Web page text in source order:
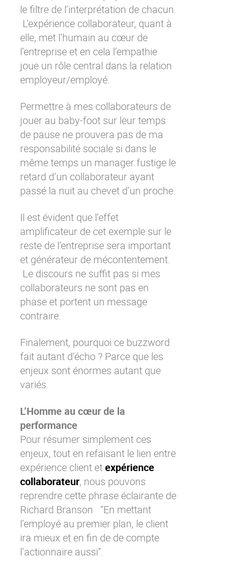
le filtre de l’interprétation de chacun.
L’expérience collaborateur, quant à
elle, met l’humain au cœur de
l’entreprise et en cela l’empathie
joue un rôle central dans la relation
employeur/employé.
Permettre à mes collaborateurs de
jouer au baby-foot sur leur temps
de pause ne prouvera pas de ma
responsabilité sociale si dans le
même temps un manager fustige le
retard d’un collaborateur ayant
passé la nuit au chevet d’un proche.
Il est évident que l’effet
amplificateur de cet exemple sur le
reste de l’entreprise sera important
et générateur de mécontentement.
Le discours ne suffit pas si mes
collaborateurs ne sont pas en
phase et portent un message
contraire.
Finalement, pourquoi ce buzzword
fait autant d’écho ? Parce que les
enjeux sont énormes autant que
variés.
L’Homme au cœur de la
performance
Pour résumer simplement ces
enjeux, tout en refaisant le lien entre
expérience client etexpérience
collaborateur, nous pouvons
reprendre cette phrase éclairante de
Richard Branson “En mettant
l’employé au premier plan, le client
ira mieux et en fin de de compte
l’actionnaire aussi”.